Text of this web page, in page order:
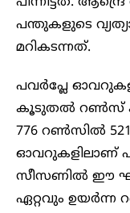
പന്തുകളുടെ
മറികടന്നത്.
പവര്‍പ്ലേ
കൂടുതല്‍ റണ്‍സ്
776 റണ്‍സില്‍
ഓവറുകളിലാണ്
സീസണില്‍ ഈ
ഏറ്റവും ഉയര്‍ന്ന